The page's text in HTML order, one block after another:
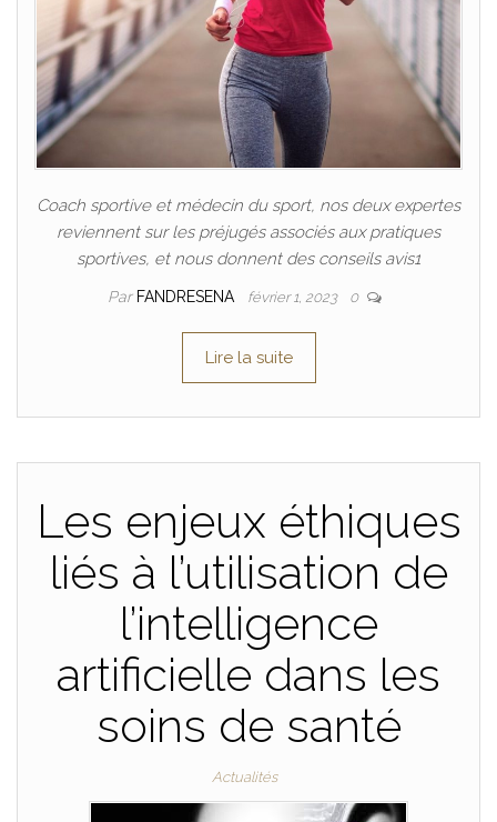
Coach sportive et médecin du sport, nos deux expertes
reviennent sur les préjugés associés aux pratiques
sportives, et nous donnent des conseils avis1
Par FANDRESENA février 1, 2023 0
Lire la suite
Les enjeux éthiques
liés à l’utilisation de
l’intelligence
artificielle dans les
soins de santé
Actualités